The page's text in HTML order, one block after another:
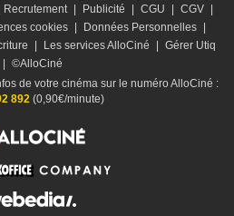
Recrutement Publicité CGU CGV
cookies Données Personnelles
Les services AlloCiné
Gérer Utiq
©AlloCiné
de votre cinéma sur le numéro AlloCiné :
892(0,90€/minute)